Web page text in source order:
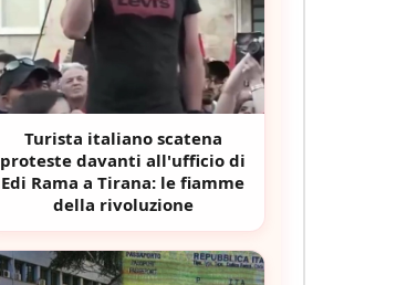
Turista italiano scatena
proteste davanti all'ufficio di
Edi Rama a Tirana: le fiamme
della rivoluzione